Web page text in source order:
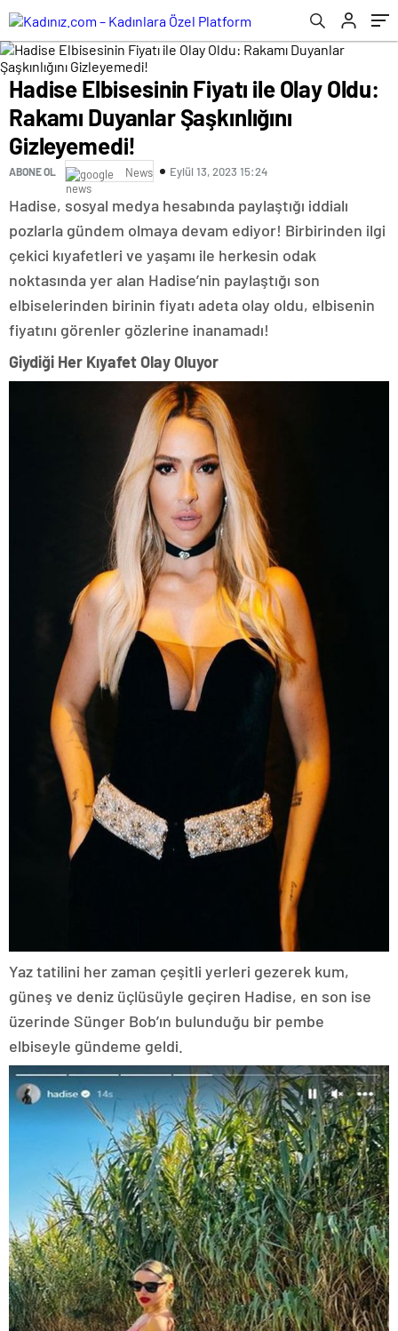
Hadise Elbisesinin Fiyatı ile Olay Oldu:
Rakamı Duyanlar Şaşkınlığını
Gizleyemedi!
ABONE OL News Eylül 13, 2023 15:24
Hadise, sosyal medya hesabında paylaştığı iddialı
pozlarla gündem olmaya devam ediyor! Birbirinden ilgi
çekici kıyafetleri ve yaşamı ile herkesin odak
noktasında yer alan Hadise’nin paylaştığı son
elbiselerinden birinin fiyatı adeta olay oldu, elbisenin
fiyatını görenler gözlerine inanamadı!
Giydiği Her Kıyafet Olay Oluyor
Yaz tatilini her zaman çeşitli yerleri gezerek kum,
güneş ve deniz üçlüsüyle geçiren Hadise, en son ise
üzerinde Sünger Bob’ın bulunduğu bir pembe
elbiseyle gündeme geldi.